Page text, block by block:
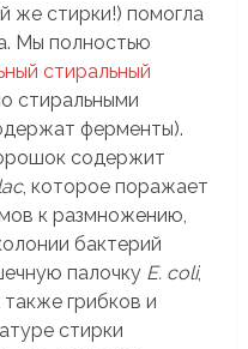
же стирки!) помогла
Мы полностью
стиральный
стиральными
ферменты).
содержит
, которое поражает
к размножению,
бактерий
палочку E. coli,
грибков и
стирки